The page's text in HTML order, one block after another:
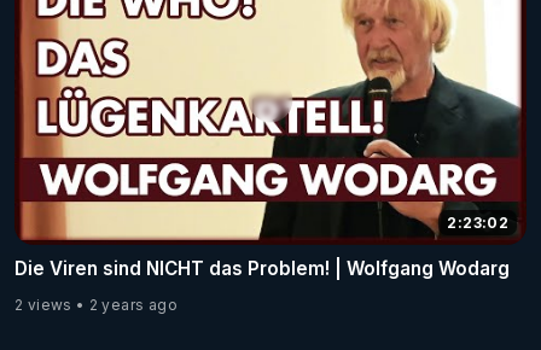
2:23:02
Die Viren sind NICHT das Problem! | Wolfgang Wodarg
2 views 2 years ago